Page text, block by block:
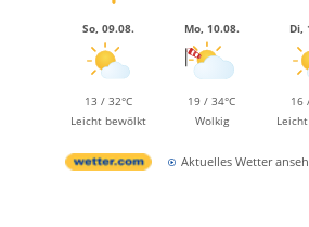
So, 09.08.
13 / 32°C
Leicht bewölkt
Mo, 10.08.
19 / 34°C
Wolkig
Di,
16
Aktuelles Wetter